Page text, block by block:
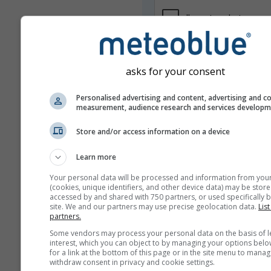
Nie udostępniamy Twojego
adres e-mail będzie też używany
usługach meteoblue.
Więcej danych
asks for your consent
Personalised advertising and content, advertising and
measurement, audience research and services
Store and/or access information on a device
Learn more
Your personal data will be processed and information from
(cookies, unique identifiers, and other device data) may be
accessed by and shared with 750 partners, or used specifically
site. We and our partners may use precise geolocation data.
partners.
Some vendors may process your personal data on the basis of
interest, which you can object to by managing your options
for a link at the bottom of this page or in the site menu to
withdraw consent in privacy and cookie settings.